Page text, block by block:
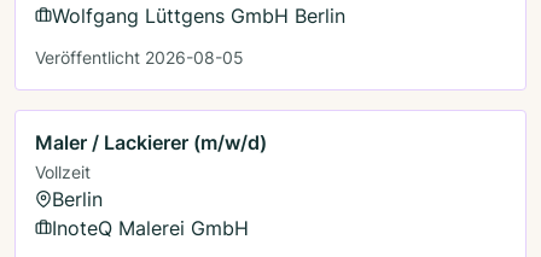
Wolfgang Lüttgens GmbH Berlin
Veröffentlicht 2026-08-05
Maler / Lackierer (m/w/d)
Vollzeit
Berlin
InoteQ Malerei GmbH